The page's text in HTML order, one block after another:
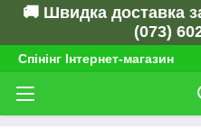
🚚 Швидка доставка
(073)
Спінінг Інтернет-магазин